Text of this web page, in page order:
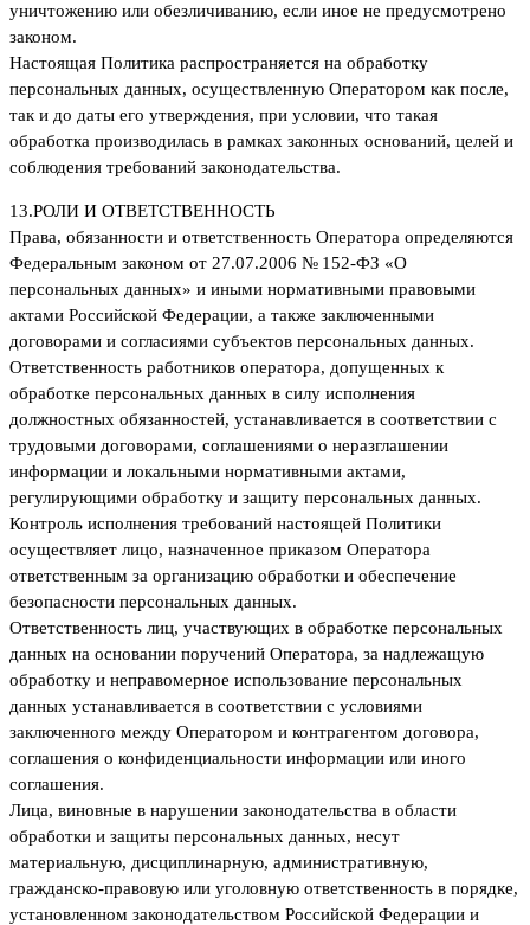
уничтожению или обезличиванию, если иное не предусмотрено
законом.
Настоящая Политика распространяется на обработку
персональных данных, осуществленную Оператором как после,
так и до даты его утверждения, при условии, что такая
обработка производилась в рамках законных оснований, целей и
соблюдения требований законодательства.
13.РОЛИ И ОТВЕТСТВЕННОСТЬ
Права, обязанности и ответственность Оператора определяются
Федеральным законом от 27.07.2006 № 152-ФЗ «О
персональных данных» и иными нормативными правовыми
актами Российской Федерации, а также заключенными
договорами и согласиями субъектов персональных данных.
Ответственность работников оператора, допущенных к
обработке персональных данных в силу исполнения
должностных обязанностей, устанавливается в соответствии с
трудовыми договорами, соглашениями о неразглашении
информации и локальными нормативными актами,
регулирующими обработку и защиту персональных данных.
Контроль исполнения требований настоящей Политики
осуществляет лицо, назначенное приказом Оператора
ответственным за организацию обработки и обеспечение
безопасности персональных данных.
Ответственность лиц, участвующих в обработке персональных
данных на основании поручений Оператора, за надлежащую
обработку и неправомерное использование персональных
данных устанавливается в соответствии с условиями
заключенного между Оператором и контрагентом договора,
соглашения о конфиденциальности информации или иного
соглашения.
Лица, виновные в нарушении законодательства в области
обработки и защиты персональных данных, несут
материальную, дисциплинарную, административную,
гражданско-правовую или уголовную ответственность в порядке,
установленном законодательством Российской Федерации и